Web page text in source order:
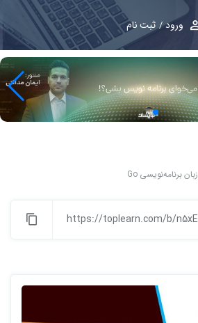
ورود ثبت نام
زبان برنامه‌نویسی Go
https://toplearn.com/b/n5xE